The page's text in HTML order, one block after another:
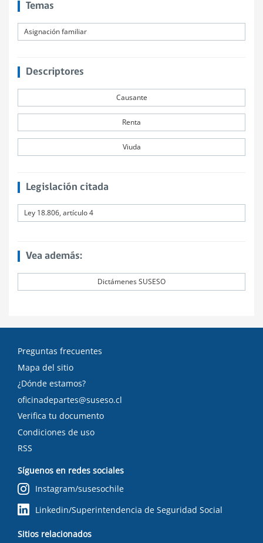
Temas
Asignación familiar
Descriptores
Causante
Renta
Viuda
Legislación citada
Ley 18.806, artículo 4
Vea además:
Dictámenes SUSESO
Preguntas frecuentes
Mapa del sitio
¿Dónde estamos?
oficinadepartes@suseso.cl
Verifica tu documento
Condiciones de uso
RSS
Síguenos en redes sociales
Instagram/susesochile
Linkedin/Superintendencia de Seguridad Social
Sitios relacionados